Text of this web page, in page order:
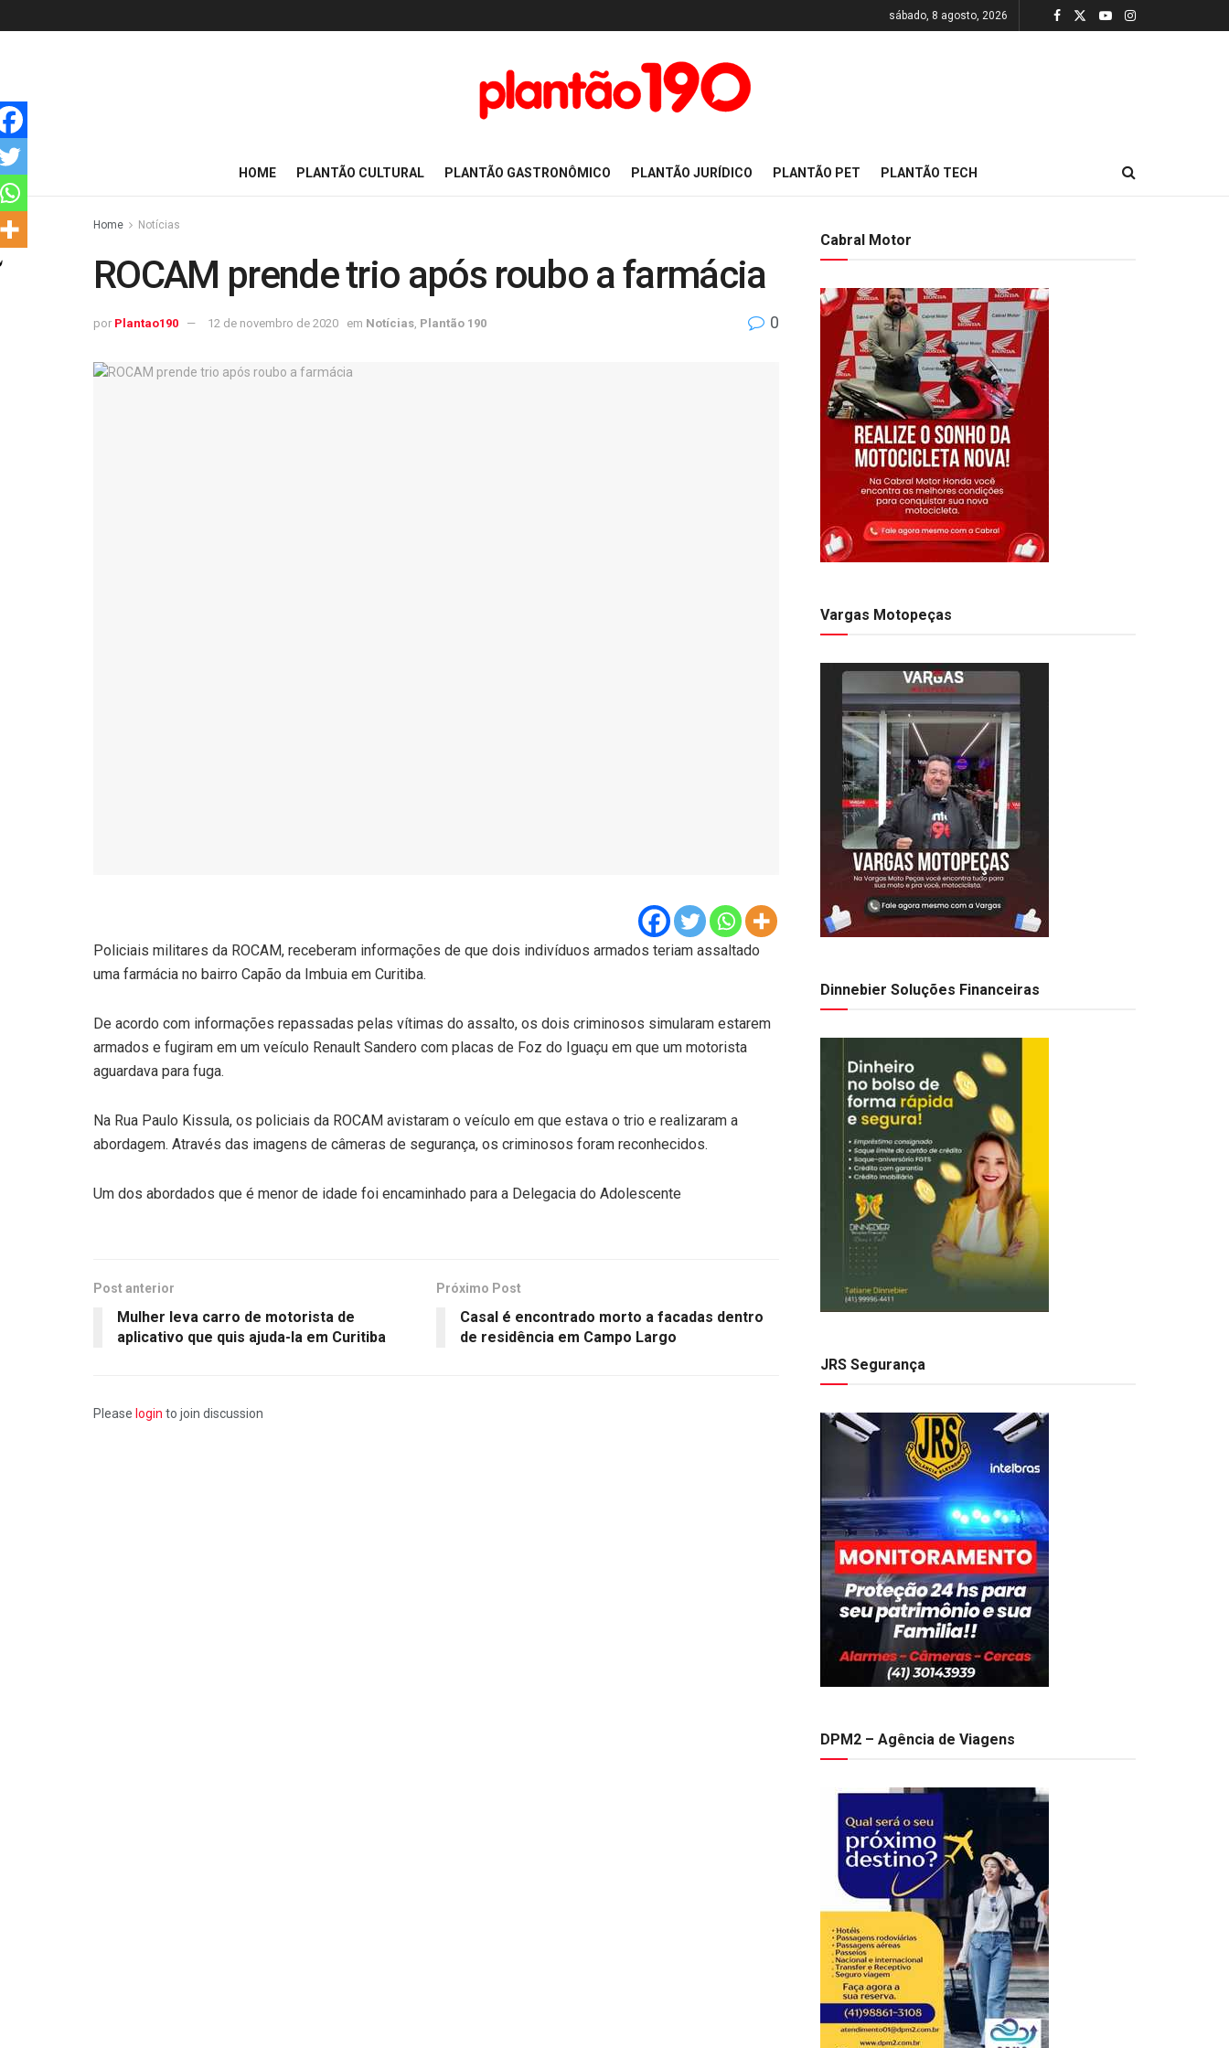
sábado, 8 agosto, 2026
HOME PLANTÃO CULTURAL PLANTÃO GASTRONÔMICO PLANTÃO JURÍDICO PLANTÃO PET PLANTÃO TECH
Home Notícias
ROCAM prende trio após roubo a farmácia
por Plantao190 12 de novembro de 2020 em Notícias Plantão 190 0
Policiais militares da ROCAM, receberam informações de que dois indivíduos armados teriam assaltado
uma farmácia no bairro Capão da Imbuia em Curitiba.
De acordo com informações repassadas pelas vítimas do assalto, os dois criminosos simularam estarem
armados e fugiram em um veículo Renault Sandero com placas de Foz do Iguaçu em que um motorista
aguardava para fuga.
Na Rua Paulo Kissula, os policiais da ROCAM avistaram o veículo em que estava o trio e realizaram a
abordagem. Através das imagens de câmeras de segurança, os criminosos foram reconhecidos.
Um dos abordados que é menor de idade foi encaminhado para a Delegacia do Adolescente
Post anterior
Mulher leva carro de motorista de
aplicativo que quis ajuda-la em Curitiba
Próximo Post
Casal é encontrado morto a facadas dentro
de residência em Campo Largo
Please login to join discussion
Cabral Motor
Vargas Motopeças
Dinnebier Soluções Financeiras
JRS Segurança
DPM2 – Agência de Viagens